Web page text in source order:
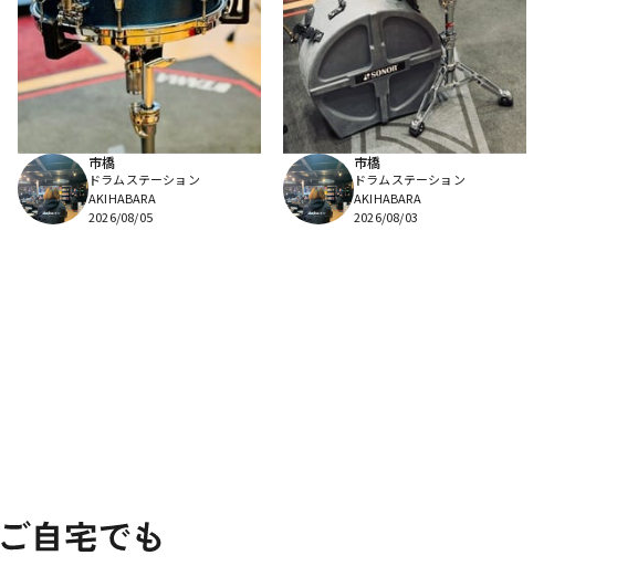
市橋
ドラムステーション
AKIHABARA
2026/08/05
市橋
ドラムステーション
AKIHABARA
2026/08/03